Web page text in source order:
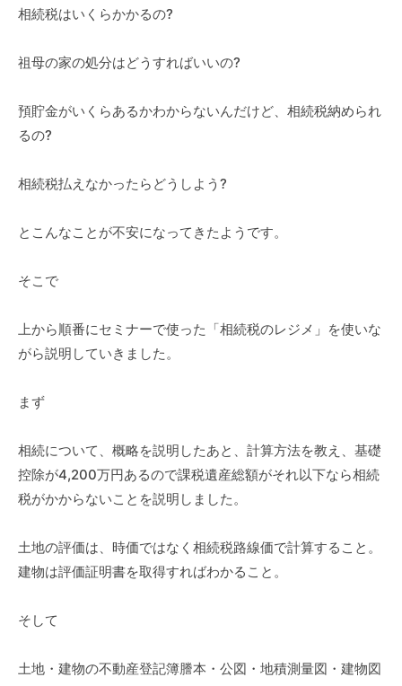
相続税はいくらかかるの?
祖母の家の処分はどうすればいいの?
預貯金がいくらあるかわからないんだけど、相続税納められ
るの?
相続税払えなかったらどうしよう?
とこんなことが不安になってきたようです。
そこで
上から順番にセミナーで使った「相続税のレジメ」を使いな
がら説明していきました。
まず
相続について、概略を説明したあと、計算方法を教え、基礎
控除が4,200万円あるので課税遺産総額がそれ以下なら相続
税がかからないことを説明しました。
土地の評価は、時価ではなく相続税路線価で計算すること。
建物は評価証明書を取得すればわかること。
そして
土地・建物の不動産登記簿謄本・公図・地積測量図・建物図